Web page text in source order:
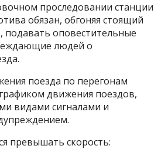
проследовании станции
обязан, обгоняя стоящий
подавать оповестительные
людей о
поезда по перегонам
движения поездов,
видами сигналами и
превышать скорость: